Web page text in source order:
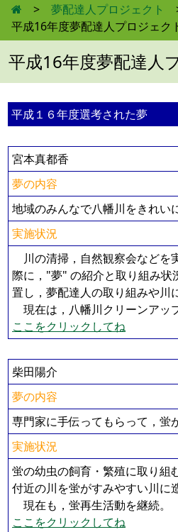
> 夢配達人プロジェクト
平成16年度夢配達人プロジェク
平成16年度夢配達人
平成１６年度選考された夢
宮本真都香
夢の内容
地域のみんなで八幡川をきれい
実施状況
川の清掃，自然観察会などを
際に，"夢" の紹介と取り組み状
置し，夢配達人の取り組みや川
現在は，八幡川クリーンアッ
ここをクリックしてね
柴田陽介
夢の内容
専門家に手伝ってもらって，蛍
実施状況
蛍の幼虫の飼育・繁殖に取り組
付近の川を蛍がすみやすい川に
現在も，蛍再生活動を継続。
ここをクリックしてね